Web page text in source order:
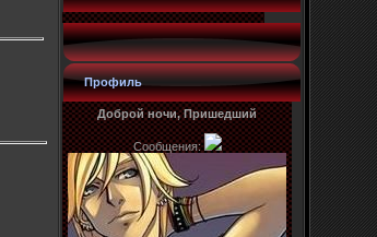
Профиль
Доброй ночи, Пришедший
Сообщения: